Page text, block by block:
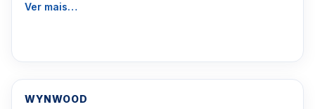
Ver mais…
WYNWOOD